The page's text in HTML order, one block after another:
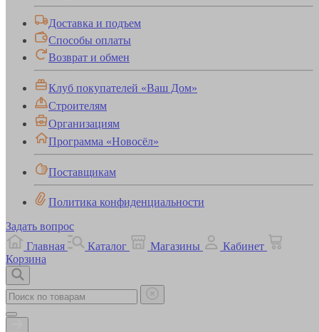
Доставка и подъем
Способы оплаты
Возврат и обмен
Клуб покупателей «Ваш Дом»
Строителям
Организациям
Программа «Новосёл»
Поставщикам
Политика конфиденциальности
Задать вопрос
Главная
Каталог Магазины
Кабинет
Корзина